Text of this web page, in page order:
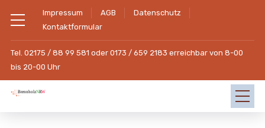
Impressum AGB
Datenschutz
Kontaktformular
Tel. 02175 / 88 99 581 oder 0173 / 659 2183 erreichbar von 8-00
bis 20-00 Uhr